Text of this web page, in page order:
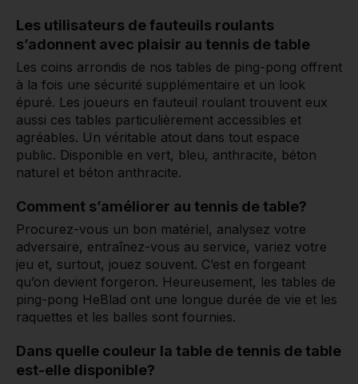
Les utilisateurs de fauteuils roulants
s’adonnent avec plaisir au tennis de table
Les coins arrondis de nos tables de ping-pong offrent
à la fois une sécurité supplémentaire et un look
épuré. Les joueurs en fauteuil roulant trouvent eux
aussi ces tables particulièrement accessibles et
agréables. Un véritable atout dans tout espace
public. Disponible en vert, bleu, anthracite, béton
naturel et béton anthracite.
Comment s’améliorer au tennis de table?
Procurez-vous un bon matériel, analysez votre
adversaire, entraînez-vous au service, variez votre
jeu et, surtout, jouez souvent. C’est en forgeant
qu’on devient forgeron. Heureusement, les tables de
ping-pong HeBlad ont une longue durée de vie et les
raquettes et les balles sont fournies.
Dans quelle couleur la table de tennis de table
est-elle disponible?